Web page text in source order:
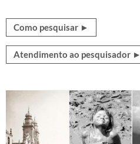
Como pesquisar ►
Atendimento ao pesquisador ►